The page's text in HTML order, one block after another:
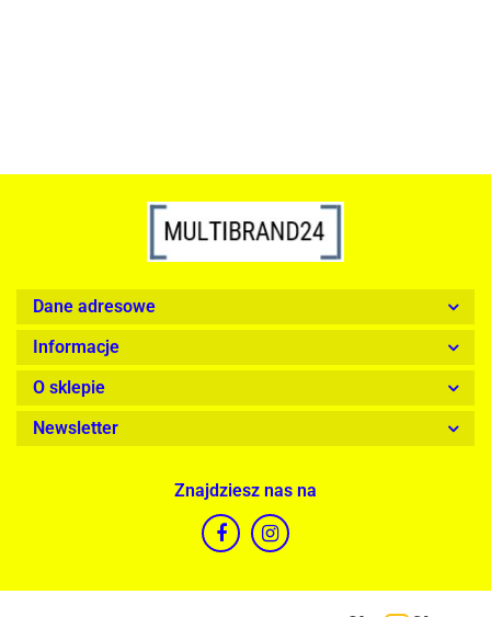
Dane adresowe
Informacje
O sklepie
Newsletter
Znajdziesz nas na